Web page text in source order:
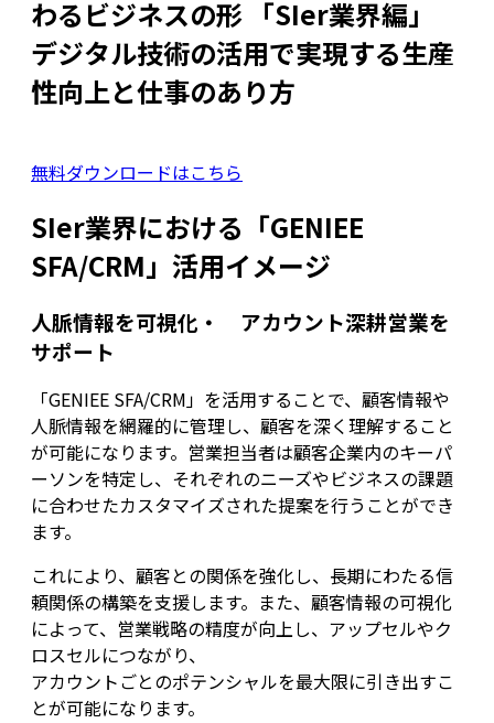
わるビジネスの形 「SIer業界編」
デジタル技術の活用で実現する生産
性向上と仕事のあり方
無料ダウンロードはこちら
SIer業界における「GENIEE
SFA/CRM」活用イメージ
人脈情報を可視化・ アカウント深耕営業を
サポート
「GENIEE SFA/CRM」を活用することで、顧客情報や
人脈情報を網羅的に管理し、顧客を深く理解すること
が可能になります。営業担当者は顧客企業内のキーパ
ーソンを特定し、それぞれのニーズやビジネスの課題
に合わせたカスタマイズされた提案を行うことができ
ます。
これにより、顧客との関係を強化し、長期にわたる信
頼関係の構築を支援します。また、顧客情報の可視化
によって、営業戦略の精度が向上し、アップセルやク
ロスセルにつながり、
アカウントごとのポテンシャルを最大限に引き出すこ
とが可能になります。